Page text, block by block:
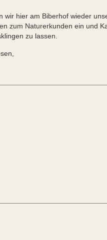
wir hier am Biberhof wieder
zum Naturerkunden ein und
zu lassen.